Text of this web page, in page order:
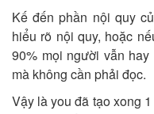
Kế đến phần nội quy
hiểu rõ nội quy, hoặc
90% mọi người vẫn hay
mà không cần phải đọc.
Vậy là you đã tạo xong